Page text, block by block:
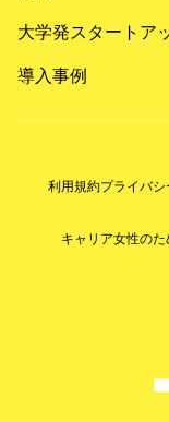
大学発スタートア
導入事例
利用規約プライバ
キャリア女性のた